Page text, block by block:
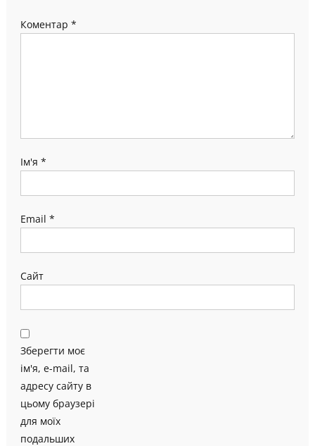
Коментар *
Ім'я *
Email *
Сайт
Зберегти моє
ім'я, e-mail, та
адресу сайту в
цьому браузері
для моїх
подальших